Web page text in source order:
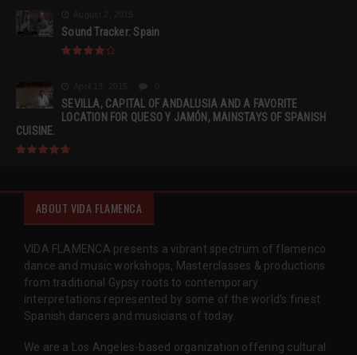
Sound Tracker: Spain
SEVILLA, CAPITAL OF ANDALUSIA AND A FAVORITE
LOCATION FOR QUESO Y JAMÓN, MAINSTAYS OF SPANISH
CUISINE.
ABOUT VIDA FLAMENCA
VIDA FLAMENCA presents a vibrant spectrum of flamenco
dance and music workshops, Masterclasses & productions
from traditional Gypsy roots to contemporary
interpretations represented by some of the world’s finest
Spanish dancers and musicians of today.
We are a Los Angeles-based organization offering cultural